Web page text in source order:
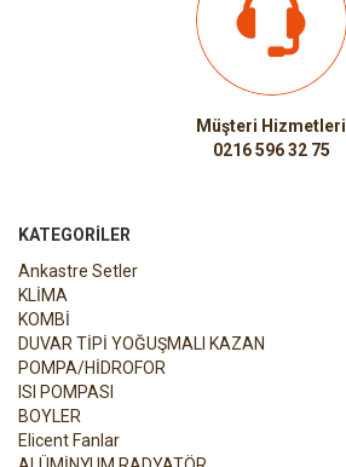
Müşteri Hizmetleri
0216 596 32 75
KATEGORILER
Ankastre Setler
KLİMA
KOMBİ
DUVAR TİPİ YOĞUŞMALI KAZAN
POMPA/HİDROFOR
ISI POMPASI
BOYLER
Elicent Fanlar